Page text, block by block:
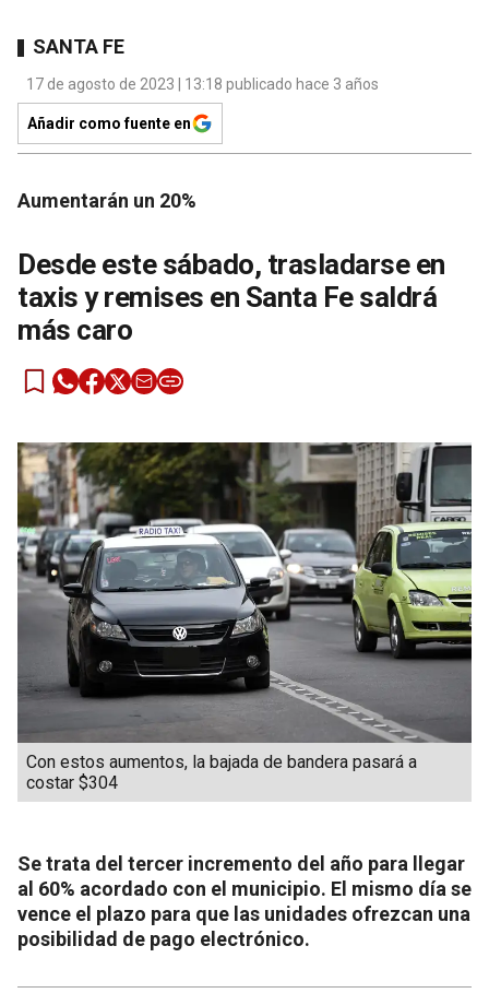
SANTA FE
17 de agosto de 2023 | 13:18 publicado hace 3 años
Añadir como fuente en
Aumentarán un 20%
Desde este sábado, trasladarse en
taxis y remises en Santa Fe saldrá
más caro
Con estos aumentos, la bajada de bandera pasará a
costar $304
Se trata del tercer incremento del año para llegar
al 60% acordado con el municipio. El mismo día se
vence el plazo para que las unidades ofrezcan una
posibilidad de pago electrónico.